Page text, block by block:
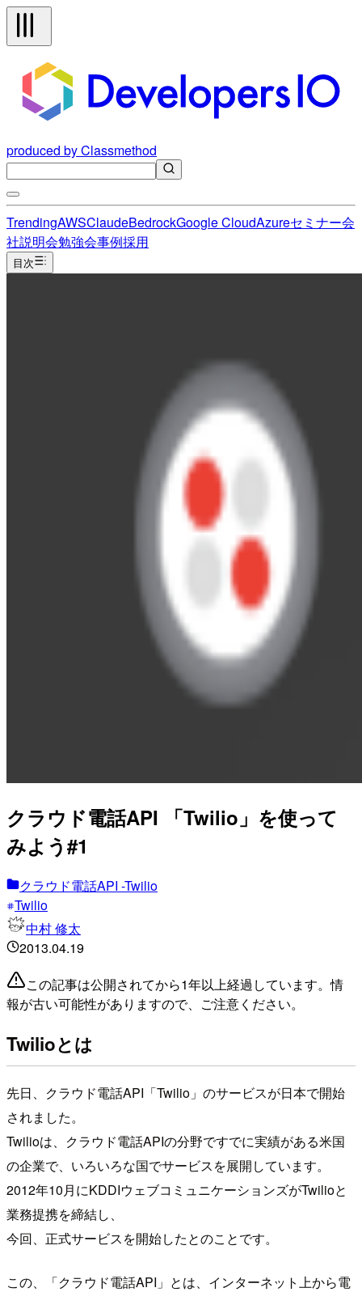
produced by Classmethod
TrendingAWSClaudeBedrockGoogle CloudAzureセミナー会
社説明会勉強会事例採用
目次
クラウド電話API 「Twilio」を使って
みよう#1
クラウド電話API -Twilio
Twilio
中村 修太
2013.04.19
この記事は公開されてから1年以上経過しています。情
報が古い可能性がありますので、ご注意ください。
Twilioとは
先日、クラウド電話API「Twilio」のサービスが日本で開始
されました。
Twilioは、クラウド電話APIの分野ですでに実績がある米国
の企業で、いろいろな国でサービスを展開しています。
2012年10月にKDDIウェブコミュニケーションズがTwilioと
業務提携を締結し、
今回、正式サービスを開始したとのことです。
この、「クラウド電話API」とは、インターネット上から電